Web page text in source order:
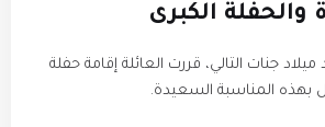
والحفلة الكبرى
جنات التالي، قررت العائلة إقامة حفلة
بهذه المناسبة السعيدة.